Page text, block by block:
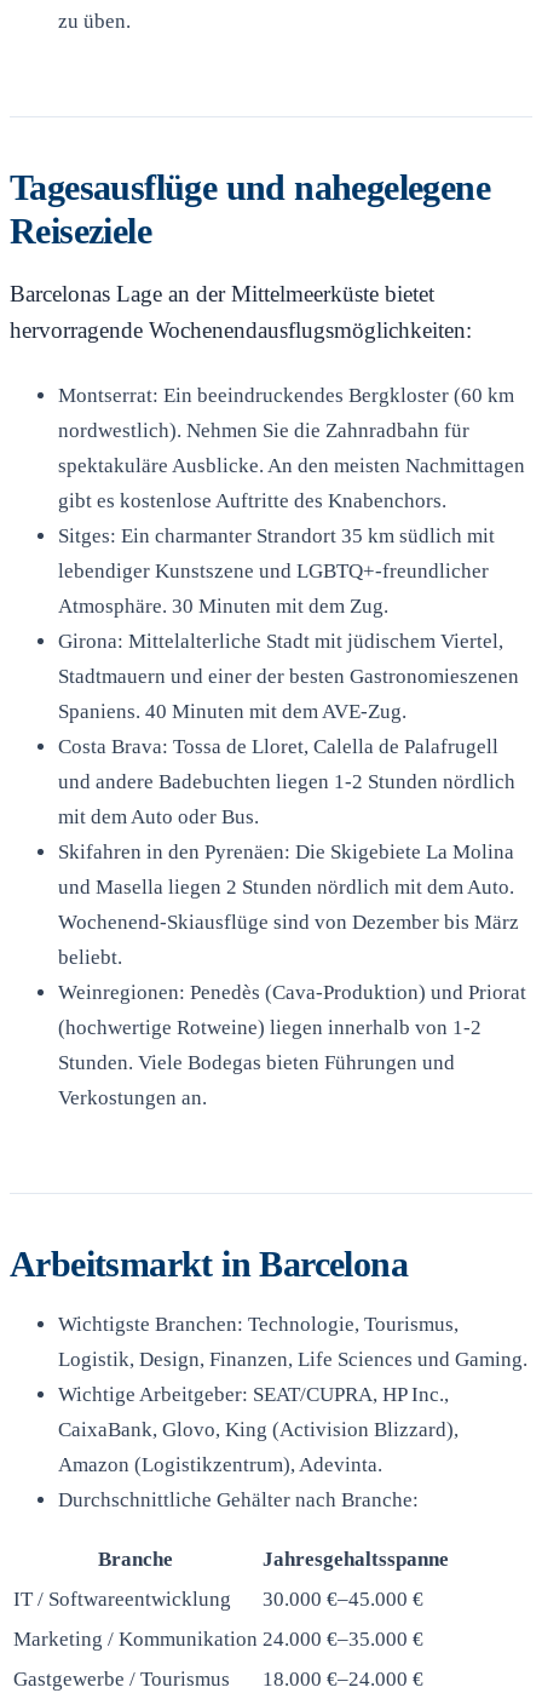
zu üben.
Tagesausflüge und nahegelegene
Reiseziele
Barcelonas Lage an der Mittelmeerküste bietet
hervorragende Wochenendausflugsmöglichkeiten:
Montserrat: Ein beeindruckendes Bergkloster (60 km
nordwestlich). Nehmen Sie die Zahnradbahn für
spektakuläre Ausblicke. An den meisten Nachmittagen
gibt es kostenlose Auftritte des Knabenchors.
Sitges: Ein charmanter Strandort 35 km südlich mit
lebendiger Kunstszene und LGBTQ+-freundlicher
Atmosphäre. 30 Minuten mit dem Zug.
Girona: Mittelalterliche Stadt mit jüdischem Viertel,
Stadtmauern und einer der besten Gastronomieszenen
Spaniens. 40 Minuten mit dem AVE-Zug.
Costa Brava: Tossa de Lloret, Calella de Palafrugell
und andere Badebuchten liegen 1-2 Stunden nördlich
mit dem Auto oder Bus.
Skifahren in den Pyrenäen: Die Skigebiete La Molina
und Masella liegen 2 Stunden nördlich mit dem Auto.
Wochenend-Skiausflüge sind von Dezember bis März
beliebt.
Weinregionen: Penedès (Cava-Produktion) und Priorat
(hochwertige Rotweine) liegen innerhalb von 1-2
Stunden. Viele Bodegas bieten Führungen und
Verkostungen an.
Arbeitsmarkt in Barcelona
Wichtigste Branchen: Technologie, Tourismus,
Logistik, Design, Finanzen, Life Sciences und Gaming.
Wichtige Arbeitgeber: SEAT/CUPRA, HP Inc.,
CaixaBank, Glovo, King (Activision Blizzard),
Amazon (Logistikzentrum), Adevinta.
Durchschnittliche Gehälter nach Branche:
Branche
Jahresgehaltsspanne
IT / Softwareentwicklung
30.000 €–45.000 €
Marketing / Kommunikation 24.000 €–35.000 €
Gastgewerbe / Tourismus
18.000 €–24.000 €